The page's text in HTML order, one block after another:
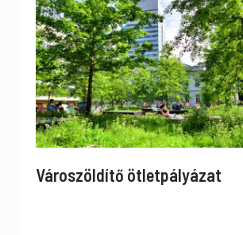
Városzöldítő ötletpályázat